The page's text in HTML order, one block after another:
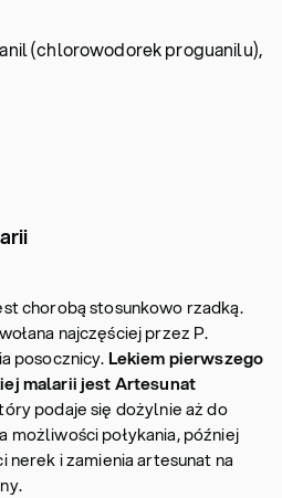
(chlorowodorek proguanilu),
chorobą stosunkowo rzadką.
najczęściej przez P.
posocznicy. Lekiem pierwszego
malarii jest Artesunat
podaje się dożylnie aż do
możliwości połykania, później
nerek i zamienia artesunat na